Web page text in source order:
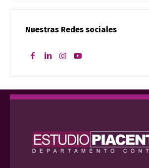
Nuestras Redes sociales